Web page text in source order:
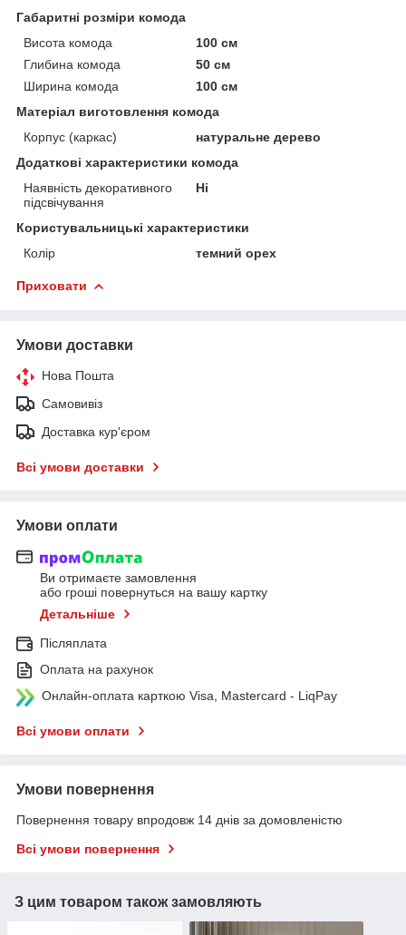
Габаритні розміри комода
Висота комода
100 см
Глибина комода
50 см
Ширина комода
100 см
Матеріал виготовлення комода
Корпус (каркас)
натуральне дерево
Додаткові характеристики комода
Наявність декоративного
підсвічування
Ні
Користувальницькі характеристики
Колір
темний орех
Приховати
Умови доставки
Нова Пошта
Самовивіз
Доставка кур'єром
Всі умови доставки
Умови оплати
Ви отримаєте замовлення
або гроші повернуться на вашу картку
Детальніше
Післяплата
Оплата на рахунок
Онлайн-оплата карткою Visa, Mastercard - LiqPay
Всі умови оплати
Умови повернення
Повернення товару впродовж 14 днів за домовленістю
Всі умови повернення
З цим товаром також замовляють